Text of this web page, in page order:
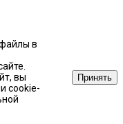
в
вы
cookie-
Принять